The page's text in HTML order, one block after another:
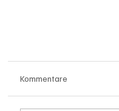
Kommentare